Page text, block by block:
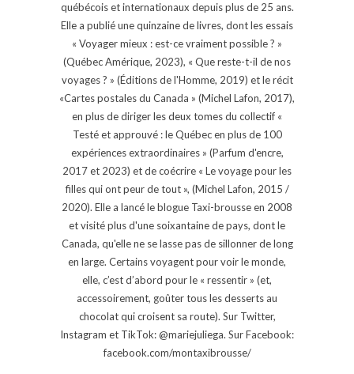
québécois et internationaux depuis plus de 25 ans.
Elle a publié une quinzaine de livres, dont les essais
« Voyager mieux : est-ce vraiment possible ? »
(Québec Amérique, 2023), « Que reste-t-il de nos
voyages ? » (Éditions de l'Homme, 2019) et le récit
«Cartes postales du Canada » (Michel Lafon, 2017),
en plus de diriger les deux tomes du collectif «
Testé et approuvé : le Québec en plus de 100
expériences extraordinaires » (Parfum d'encre,
2017 et 2023) et de coécrire « Le voyage pour les
filles qui ont peur de tout », (Michel Lafon, 2015 /
2020). Elle a lancé le blogue Taxi-brousse en 2008
et visité plus d'une soixantaine de pays, dont le
Canada, qu'elle ne se lasse pas de sillonner de long
en large. Certains voyagent pour voir le monde,
elle, c’est d’abord pour le « ressentir » (et,
accessoirement, goûter tous les desserts au
chocolat qui croisent sa route). Sur Twitter,
Instagram et TikTok: @mariejuliega. Sur Facebook:
facebook.com/montaxibrousse/